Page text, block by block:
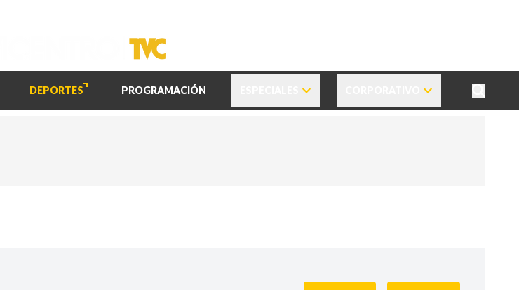
DEPORTES PROGRAMACIÓN